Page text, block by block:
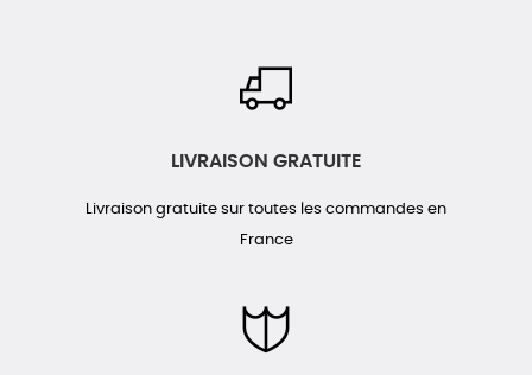
LIVRAISON GRATUITE
Livraison gratuite sur toutes les commandes en
France